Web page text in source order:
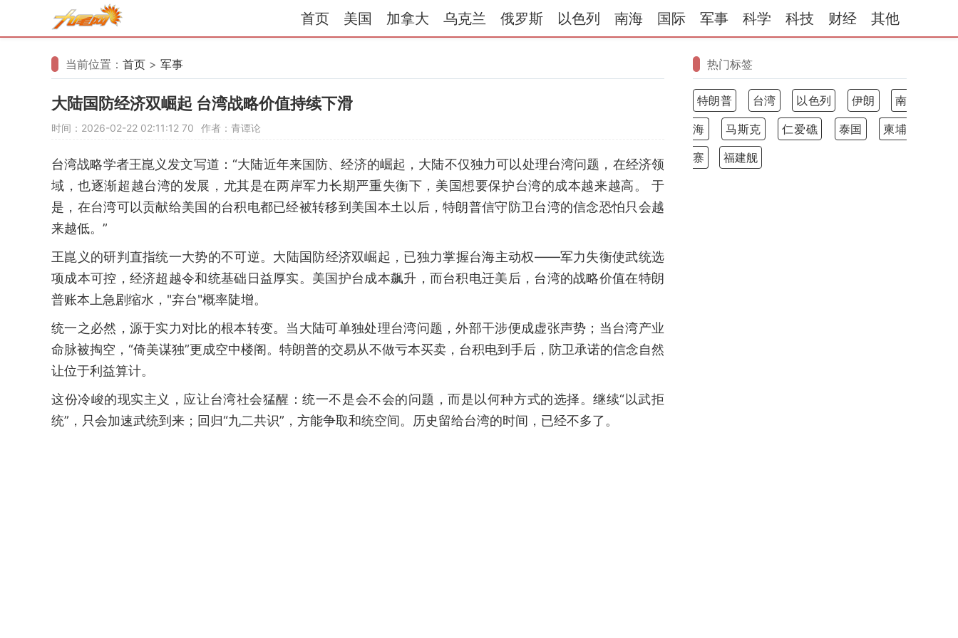
首页 美国 加拿大 乌克兰 俄罗斯 以色列 南海 国际 军事 科学 科技 财经 其他
当前位置： 首页 > 军事
大陆国防经济双崛起 台湾战略价值持续下滑
时间：2026-02-22 02:11:12 70 作者：青谭论
台湾战略学者王崑义发文写道：“大陆近年来国防、经济的崛起，大陆不仅独力可以处理台湾问题，在经济领
域，也逐渐超越台湾的发展，尤其是在两岸军力长期严重失衡下，美国想要保护台湾的成本越来越高。 于
是，在台湾可以贡献给美国的台积电都已经被转移到美国本土以后，特朗普信守防卫台湾的信念恐怕只会越
来越低。”
王崑义的研判直指统一大势的不可逆。大陆国防经济双崛起，已独力掌握台海主动权——军力失衡使武统选
项成本可控，经济超越令和统基础日益厚实。美国护台成本飙升，而台积电迁美后，台湾的战略价值在特朗
普账本上急剧缩水，"弃台"概率陡增。
统一之必然，源于实力对比的根本转变。当大陆可单独处理台湾问题，外部干涉便成虚张声势；当台湾产业
命脉被掏空，“倚美谋独”更成空中楼阁。特朗普的交易从不做亏本买卖，台积电到手后，防卫承诺的信念自然
让位于利益算计。
这份冷峻的现实主义，应让台湾社会猛醒：统一不是会不会的问题，而是以何种方式的选择。继续“以武拒
统”，只会加速武统到来；回归“九二共识”，方能争取和统空间。历史留给台湾的时间，已经不多了。
热门标签
特朗普 台湾 以色列 伊朗
南
海
马斯克 仁爱礁 泰国
柬埔
寨
福建舰